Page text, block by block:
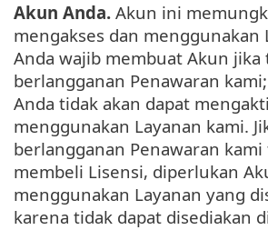
Akun Anda. Akun ini
mengakses dan menggunakan
Anda wajib membuat Akun jika
berlangganan Penawaran
Anda tidak akan dapat
menggunakan Layanan kami.
berlangganan Penawaran
membeli Lisensi, diperlukan
menggunakan Layanan yang
karena tidak dapat disediakan